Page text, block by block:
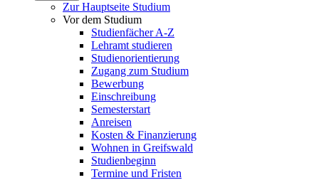
Zur Hauptseite Studium
Vor dem Studium
Studienfächer A-Z
Lehramt studieren
Studienorientierung
Zugang zum Studium
Bewerbung
Einschreibung
Semesterstart
Anreisen
Kosten & Finanzierung
Wohnen in Greifswald
Studienbeginn
Termine und Fristen